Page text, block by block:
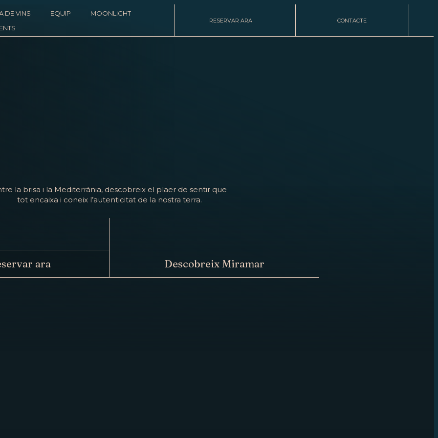
DE VINS EQUIP
MOONLIGHT
RESERVAR ARA CONTACTE
la brisa i la Mediterrània, descobreix el plaer de sentir que
tot encaixa i coneix l’autenticitat de la nostra terra.
ara Descobreix Miramar